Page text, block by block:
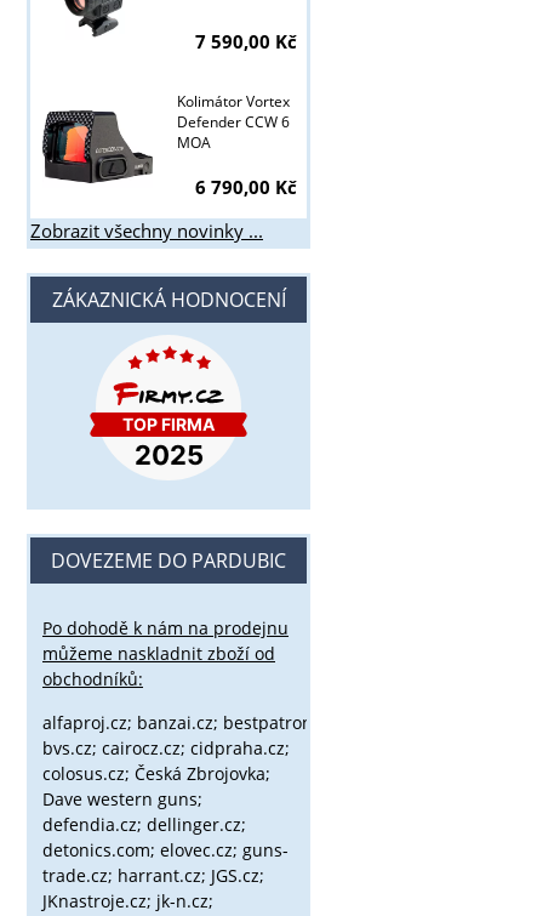
7 590,00 Kč
Kolimátor Vortex
Defender CCW 6
MOA
6 790,00 Kč
Zobrazit všechny novinky ...
ZÁKAZNICKÁ HODNOCENÍ
DOVEZEME DO PARDUBIC
Po dohodě k nám na prodejnu
můžeme naskladnit zboží od
obchodníků:
alfaproj.cz; banzai.cz; bestpatron.eu;
bvs.cz; cairocz.cz; cidpraha.cz;
colosus.cz; Česká Zbrojovka;
Dave western guns;
defendia.cz; dellinger.cz;
detonics.com; elovec.cz; guns-
trade.cz; harrant.cz; JGS.cz;
JKnastroje.cz; jk-n.cz;